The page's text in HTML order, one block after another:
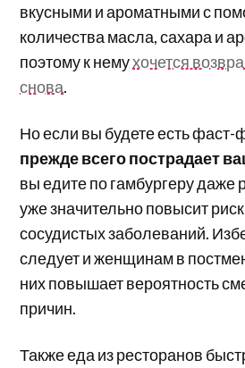
вкусными и ароматными с
количества масла, сахара и
поэтому к немухочется
снова.
Но если вы будете есть
прежде всего пострадает
вы едите по гамбургеру даже
уже значительно повысит
сосудистых заболеваний.
следует и женщинам в
них повышает вероятность
причин.
Также еда из ресторанов